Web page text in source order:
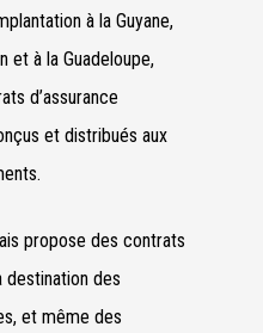
à la Guyane,
et à la Guadeloupe,
d’assurance
et distribués aux
propose des contrats
destination des
et même des